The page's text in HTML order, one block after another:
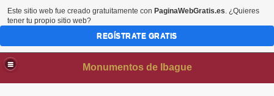
Monumentos de Ibague
Este sitio web fue creado gratuitamente con PaginaWebGratis.es. ¿Quieres
tener tu propio sitio web?
REGÍSTRATE GRATIS